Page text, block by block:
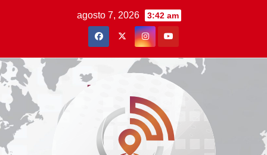
agosto 7, 2026 3:42 am